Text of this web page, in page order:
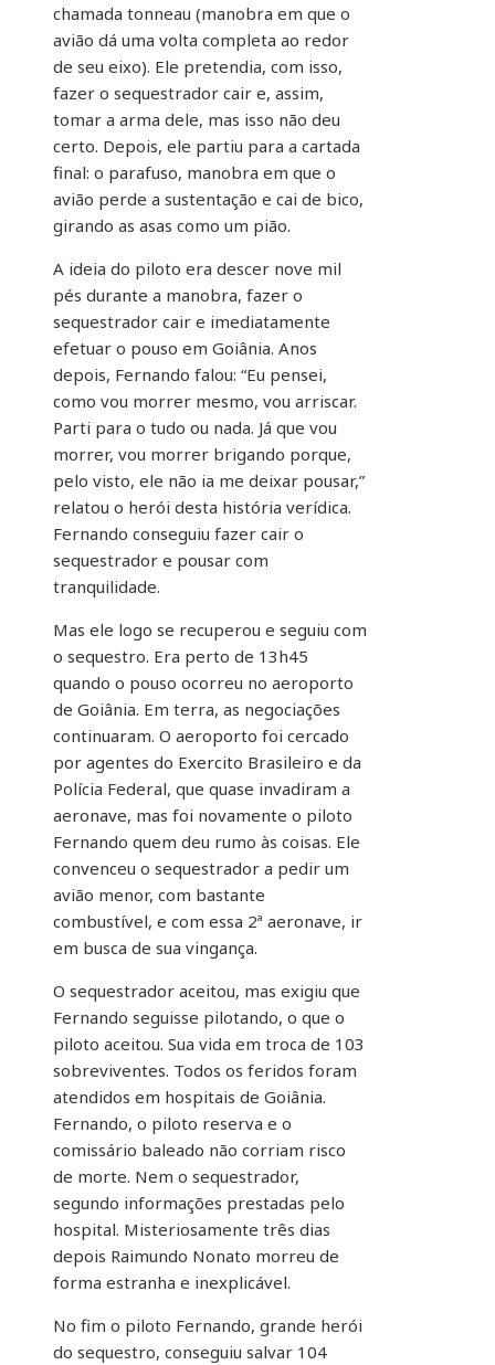
chamada tonneau (manobra em que o
avião dá uma volta completa ao redor
de seu eixo). Ele pretendia, com isso,
fazer o sequestrador cair e, assim,
tomar a arma dele, mas isso não deu
certo. Depois, ele partiu para a cartada
final: o parafuso, manobra em que o
avião perde a sustentação e cai de bico,
girando as asas como um pião.
A ideia do piloto era descer nove mil
pés durante a manobra, fazer o
sequestrador cair e imediatamente
efetuar o pouso em Goiânia. Anos
depois, Fernando falou: “Eu pensei,
como vou morrer mesmo, vou arriscar.
Parti para o tudo ou nada. Já que vou
morrer, vou morrer brigando porque,
pelo visto, ele não ia me deixar pousar,”
relatou o herói desta história verídica.
Fernando conseguiu fazer cair o
sequestrador e pousar com
tranquilidade.
Mas ele logo se recuperou e seguiu com
o sequestro. Era perto de 13h45
quando o pouso ocorreu no aeroporto
de Goiânia. Em terra, as negociações
continuaram. O aeroporto foi cercado
por agentes do Exercito Brasileiro e da
Polícia Federal, que quase invadiram a
aeronave, mas foi novamente o piloto
Fernando quem deu rumo às coisas. Ele
convenceu o sequestrador a pedir um
avião menor, com bastante
combustível, e com essa 2ª aeronave, ir
em busca de sua vingança.
O sequestrador aceitou, mas exigiu que
Fernando seguisse pilotando, o que o
piloto aceitou. Sua vida em troca de 103
sobreviventes. Todos os feridos foram
atendidos em hospitais de Goiânia.
Fernando, o piloto reserva e o
comissário baleado não corriam risco
de morte. Nem o sequestrador,
segundo informações prestadas pelo
hospital. Misteriosamente três dias
depois Raimundo Nonato morreu de
forma estranha e inexplicável.
No fim o piloto Fernando, grande herói
do sequestro, conseguiu salvar 104